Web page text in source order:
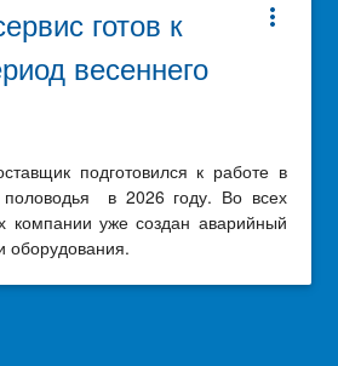
more_vert
готов к
весеннего
подготовился к работе в
половодья в 2026 году. Во всех
компании уже создан аварийный
оборудования.